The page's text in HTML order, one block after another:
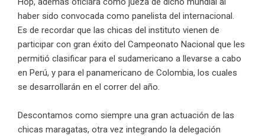
haber sido convocada como panelista del internacional.
Es de recordar que las chicas del instituto vienen de
participar con gran éxito del Campeonato Nacional que les
permitió clasificar para el sudamericano a llevarse a cabo
en Perú, y para el panamericano de Colombia, los cuales
se desarrollarán en el correr del año.
Descontamos como siempre una gran actuación de las
chicas maragatas, otra vez integrando la delegación